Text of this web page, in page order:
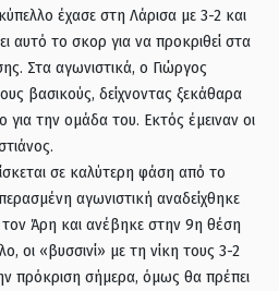
έχασε στη Λάρισα με 3-2 και
αυτό το σκορ για να προκριθεί στα
Στα αγωνιστικά, ο Γιώργος
βασικούς, δείχνοντας ξεκάθαρα
την ομάδα του. Εκτός έμειναν οι
σε καλύτερη φάση από το
αγωνιστική αναδείχθηκε
Άρη και ανέβηκε στην 9η θέση
οι «βυσσινί» με τη νίκη τους 3-2
πρόκριση σήμερα, όμως θα πρέπει